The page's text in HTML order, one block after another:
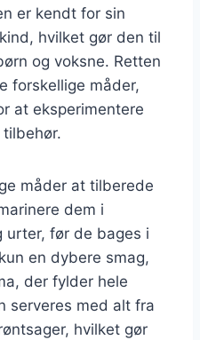
er kendt for sin
hvilket gør den til
og voksne. Retten
forskellige måder,
at eksperimentere
måder at tilberede
dem i
urter, før de bages i
en dybere smag,
der fylder hele
serveres med alt fra
hvilket gør